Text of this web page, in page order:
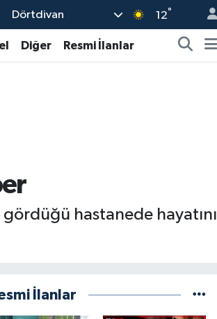
Dörtdivan 12°
Diğer Resmi İlanlar
gördüğü hastanede hayatını
İlanlar